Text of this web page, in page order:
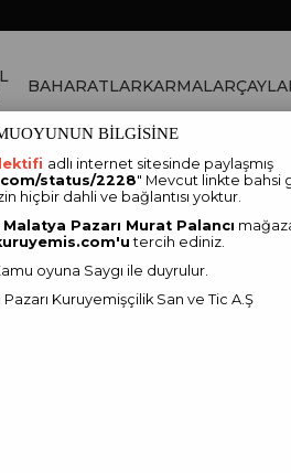
BAHARATLARKARMALAR
BİLGİSİNE
adlı internet sitesinde paylaşmış
status/2228" Mevcut linkte bahsi
hiçbir dahli ve bağlantısı yoktur.
Malatya Pazarı Murat Palancı
tercih ediniz.
oyuna Saygı ile duyrulur.
Kuruyemişçilik San ve Tic A.Ş